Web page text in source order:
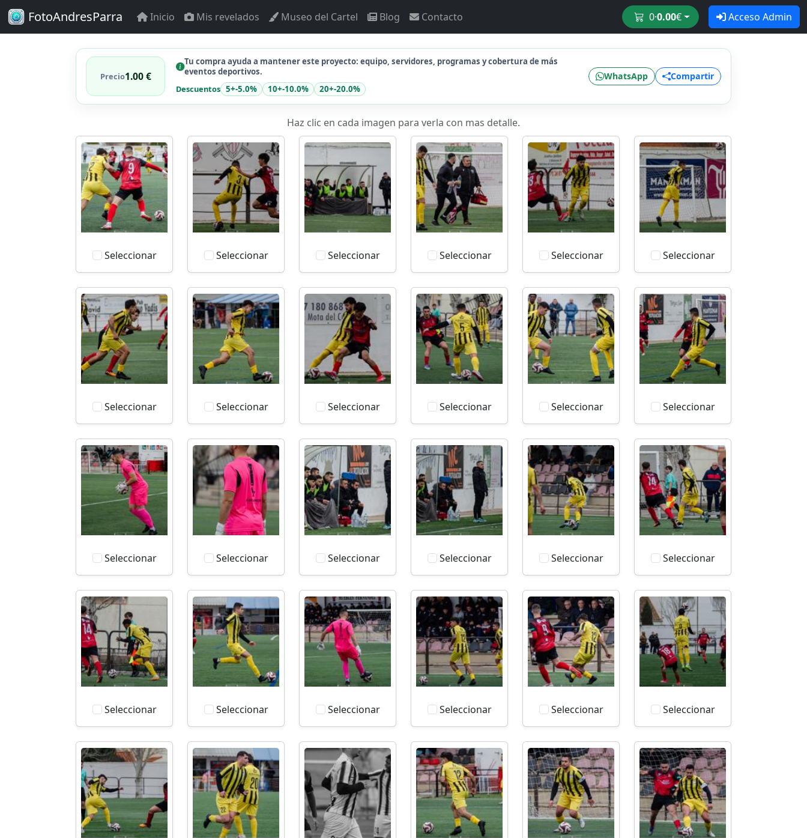
FotoAndresParra Inicio Mis revelados Museo del Cartel Blog Contacto 0·0.00€ Acceso Admin
Precio1.00 €
Tu compra ayuda a mantener este proyecto: equipo, servidores, programas y cobertura de más
eventos deportivos.
Descuentos 5+-5.0% 10+-10.0% 20+-20.0%
WhatsApp Compartir
Haz clic en cada imagen para verla con mas detalle.
Seleccionar Seleccionar Seleccionar Seleccionar Seleccionar Seleccionar
Seleccionar Seleccionar Seleccionar Seleccionar Seleccionar Seleccionar
Seleccionar Seleccionar Seleccionar Seleccionar Seleccionar Seleccionar
Seleccionar Seleccionar Seleccionar Seleccionar Seleccionar Seleccionar